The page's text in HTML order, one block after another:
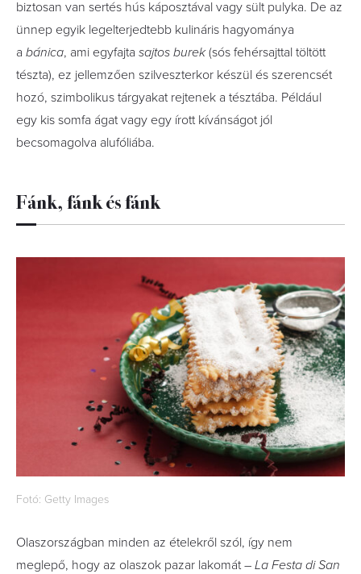
biztosan van sertés hús káposztával vagy sült pulyka. De az
ünnep egyik legelterjedtebb kulináris hagyománya
a bánica, ami egyfajta sajtos burek(sós fehérsajttal töltött
tészta), ez jellemzően szilveszterkor készül és szerencsét
hozó, szimbolikus tárgyakat rejtenek a tésztába. Például
egy kis somfa ágat vagy egy írott kívánságot jól
becsomagolva alufóliába.
Fánk, fánk és fánk
Fotó: Getty Images
Olaszországban minden az ételekről szól, így nem
meglepő, hogy az olaszok pazar lakomát – La Festa di San